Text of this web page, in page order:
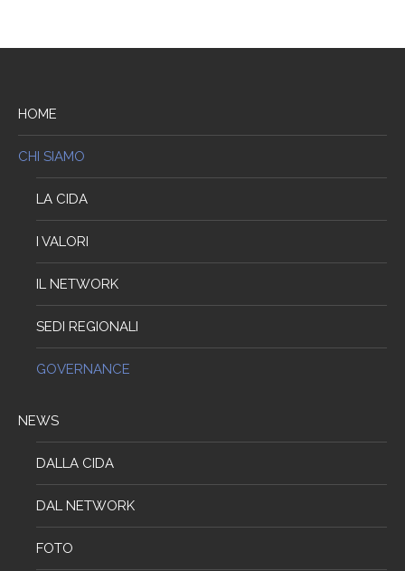
HOME
CHI SIAMO
LA CIDA
I VALORI
IL NETWORK
SEDI REGIONALI
GOVERNANCE
NEWS
DALLA CIDA
DAL NETWORK
FOTO